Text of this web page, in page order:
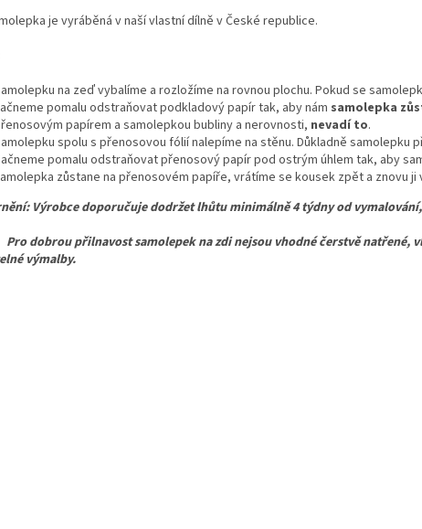
je vyráběná v naší vlastní dílně v České republice.
na zeď vybalíme a rozložíme na rovnou plochu. Pokud se
pomalu odstraňovat podkladový papír tak, aby nám samolepka
papírem a samolepkou bubliny a nerovnosti, nevadí to.
spolu s přenosovou fólií nalepíme na stěnu. Důkladně samolepku
pomalu odstraňovat přenosový papír pod ostrým úhlem tak, aby
zůstane na přenosovém papíře, vrátíme se kousek zpět a znovu ji
Výrobce doporučuje dodržet lhůtu minimálně 4 týdny od
přilnavost samolepek na zdi nejsou vhodné čerstvě natřené,
výmalby.